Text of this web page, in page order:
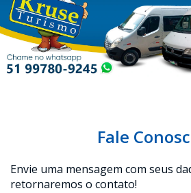
Fale
Envie uma mensagem com seus
retornaremos o contato!